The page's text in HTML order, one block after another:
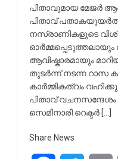
പിതാവുമായ മേജർ
പിതാവ്
നസ്രാണികളുടെ
ആവിഷ്കാരമായും
തുടർന്ന് നടന്ന റാസ
കാർമ്മികത്വം
പിതാവ്
സെമിനാരി റെക്ടർ […]
Share News